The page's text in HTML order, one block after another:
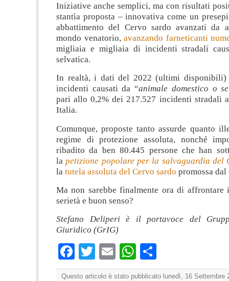
Iniziative anche semplici, ma con risultati
stantìa proposta – innovativa come un
abbattimento del Cervo sardo avanzati da
mondo venatorio, avanzando farneticanti
migliaia e migliaia di incidenti stradali
selvatica.
In realtà, i dati del 2022 (ultimi disponibili)
incidenti causati da “animale domestico o
pari allo 0,2% dei 217.527 incidenti stradali
Italia.
Comunque, proposte tanto assurde quanto
regime di protezione assoluta, nonché
ribadito da ben 80.445 persone che han
lapetizione popolare per la salvaguardia del
la tutela assoluta del Cervo sardo promossa dal
Ma non sarebbe finalmente ora di affrontare
serietà e buon senso?
Stefano Deliperi è il portavoce del
Giuridico (GrIG)
Facebook
TwitterEmailWhatsApp
Questo articolo è stato pubblicato lunedì, 16 Settembre